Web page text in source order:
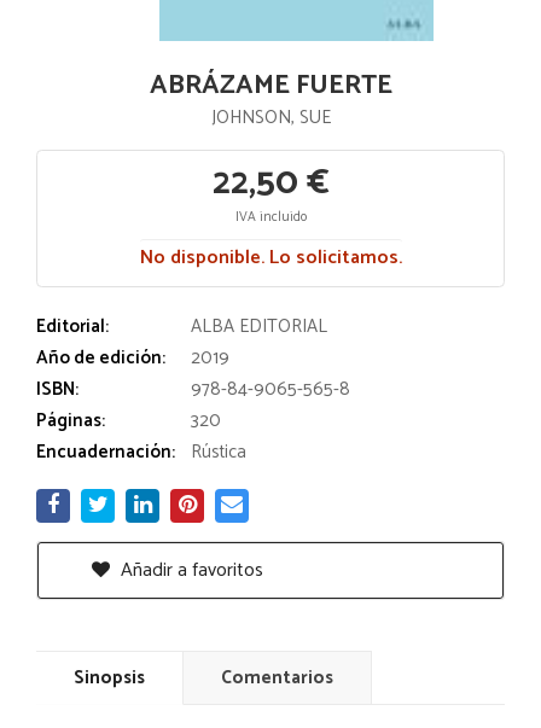
ABRÁZAME FUERTE
JOHNSON, SUE
22,50 €
IVA incluido
No disponible. Lo solicitamos.
Editorial:
ALBA EDITORIAL
Año de edición:
2019
ISBN:
978-84-9065-565-8
Páginas:
320
Encuadernación: Rústica
Añadir a favoritos
Sinopsis Comentarios